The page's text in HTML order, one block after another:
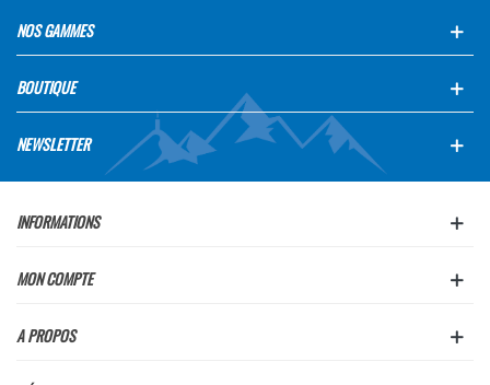
NOS GAMMES
BOUTIQUE
NEWSLETTER
INFORMATIONS
MON COMPTE
A PROPOS